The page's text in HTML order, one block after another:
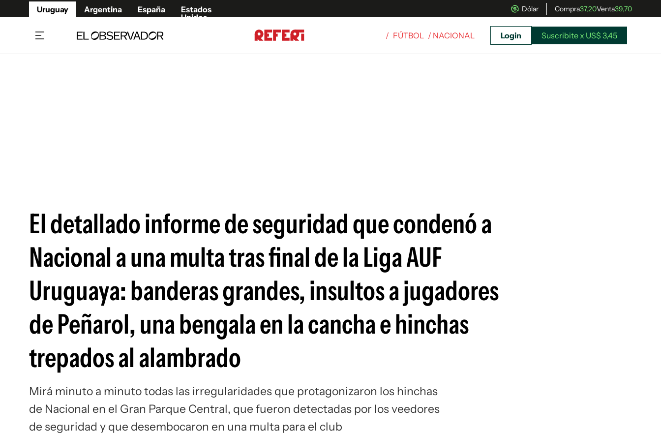
Uruguay Argentina España
Estados
Unidos
Dólar Compra37,20Venta39,70
Siguenos en:
/ FÚTBOL / NACIONAL Login Suscribite x US$ 3,45
El detallado informe de seguridad que condenó a
Nacional a una multa tras final de la Liga AUF
Uruguaya: banderas grandes, insultos a jugadores
de Peñarol, una bengala en la cancha e hinchas
trepados al alambrado
Mirá minuto a minuto todas las irregularidades que protagonizaron los hinchas
de Nacional en el Gran Parque Central, que fueron detectadas por los veedores
de seguridad y que desembocaron en una multa para el club